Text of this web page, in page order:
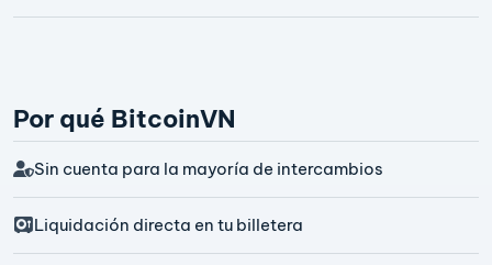
Por qué BitcoinVN
Sin cuenta para la mayoría de intercambios
Liquidación directa en tu billetera